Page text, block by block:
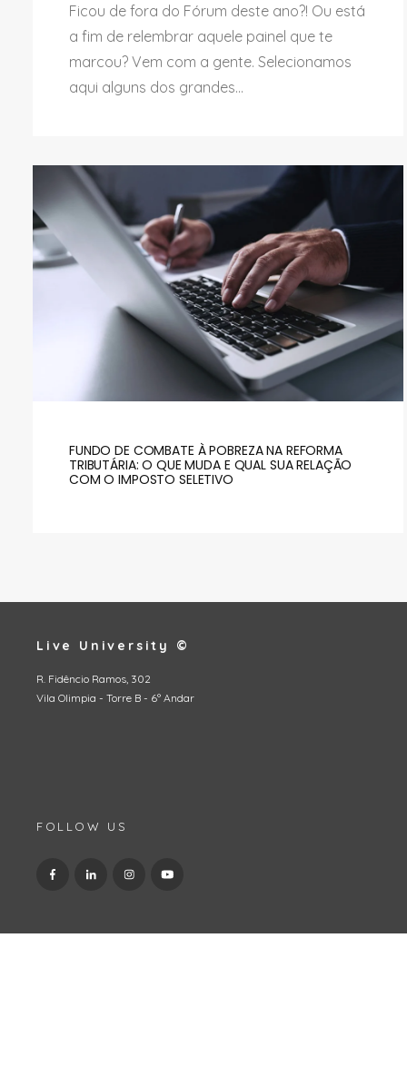
Ficou de fora do Fórum deste ano?! Ou está
a fim de relembrar aquele painel que te
marcou? Vem com a gente. Selecionamos
aqui alguns dos grandes...
FUNDO DE COMBATE À POBREZA NA REFORMA
TRIBUTÁRIA: O QUE MUDA E QUAL SUA RELAÇÃO
COM O IMPOSTO SELETIVO
Live University ©
R. Fidêncio Ramos, 302
Vila Olimpia - Torre B - 6º Andar
FOLLOW US